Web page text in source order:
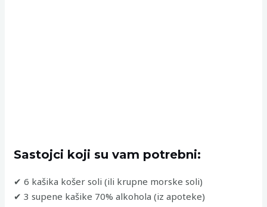
Sastojci koji su vam potrebni:
✔ 6 kašika košer soli (ili krupne morske soli)
✔ 3 supene kašike 70% alkohola (iz apoteke)